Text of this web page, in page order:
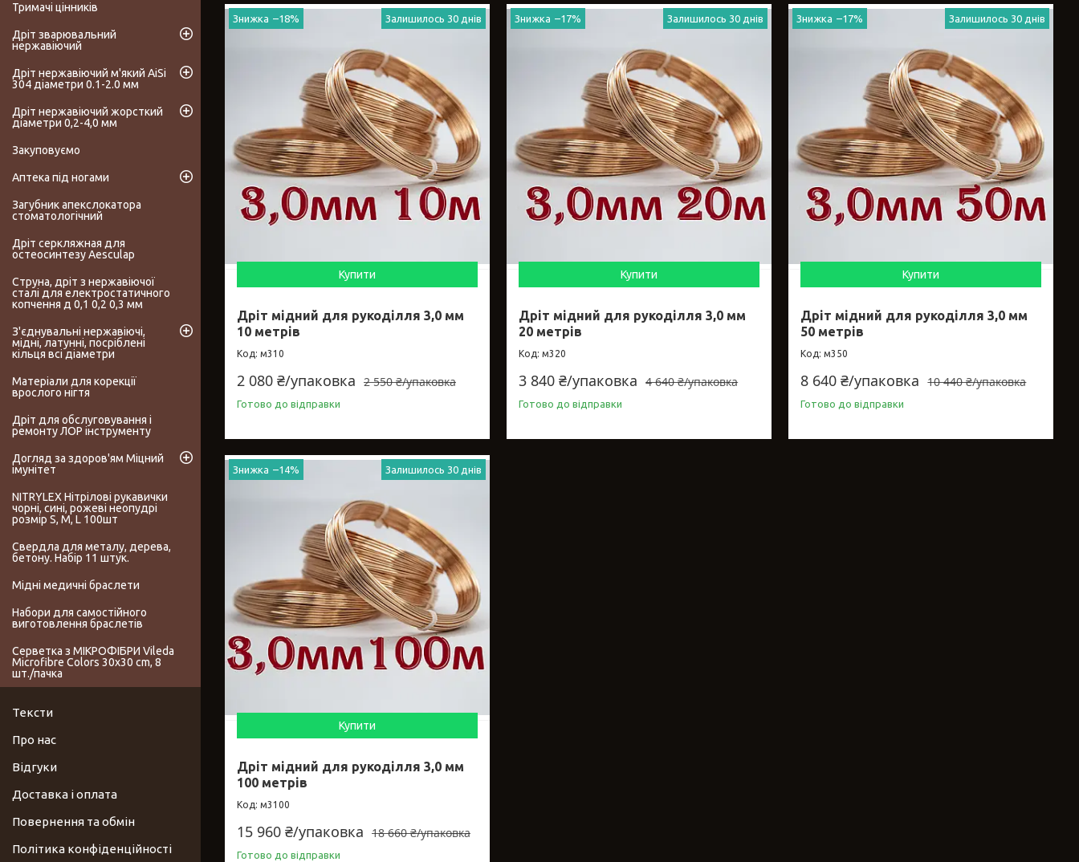
–18% Залишилось 30 днів
Купити
Дріт мідний для рукоділля 3,0 мм
10 метрів
м310
2 550 ₴/упаковка
2 080 ₴/упаковка
Готово до відправки
–17% Залишилось 30 днів
Купити
Дріт мідний для рукоділля 3,0 мм
20 метрів
м320
4 640 ₴/упаковка
3 840 ₴/упаковка
Готово до відправки
–17% Залишилось 30 днів
Купити
Дріт мідний для рукоділля 3,0 мм
50 метрів
м350
10 440 ₴/упаковка
8 640 ₴/упаковка
Готово до відправки
–14% Залишилось 30 днів
Купити
Дріт мідний для рукоділля 3,0 мм
100 метрів
м3100
18 660 ₴/упаковка
15 960 ₴/упаковка
Готово до відправки
Тримачі цінників
Дріт зварювальний
нержавіючий
Дріт нержавіючий м'який AiSi
304 діаметри 0.1-2.0 мм
Дріт нержавіючий жорсткий
діаметри 0,2-4,0 мм
Закуповуємо
Аптека під ногами
Загубник апекслокатора
стоматологічний
Дріт серкляжная для
остеосинтезу Aesculap
Струна, дріт з нержавіючої
сталі для електростатичного
копчення д 0,1 0,2 0,3 мм
З'єднувальні нержавіючі,
мідні, латунні, посріблені
кільця всі діаметри
Матеріали для корекції
врослого нігтя
Дріт для обслуговування і
ремонту ЛОР інструменту
Догляд за здоров'ям Міцний
імунітет
NITRYLEX Нітрілові рукавички
чорні, сині, рожеві неопудрі
розмір S, M, L 100шт
Свердла для металу, дерева,
бетону. Набір 11 штук.
Мідні медичні браслети
Набори для самостійного
виготовлення браслетів
Серветка з МІКРОФІБРИ Vileda
Microfibre Colors 30x30 cm, 8
шт./пачка
Тексти
Про нас
Відгуки
Доставка і оплата
Повернення та обмін
Політика конфіденційності